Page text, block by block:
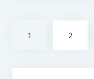
wpisów
1 2